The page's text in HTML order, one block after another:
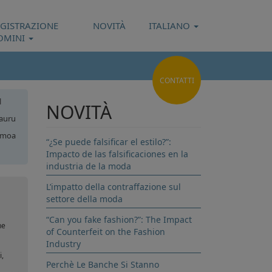
NOVITÀ ITALIANO
CONTATTI
NOVITÀ
“¿Se puede falsificar el estilo?”:
Impacto de las falsificaciones en la
industria de la moda
L’impatto della contraffazione sul
settore della moda
“Can you fake fashion?”: The Impact
of Counterfeit on the Fashion
Industry
Perchè Le Banche Si Stanno